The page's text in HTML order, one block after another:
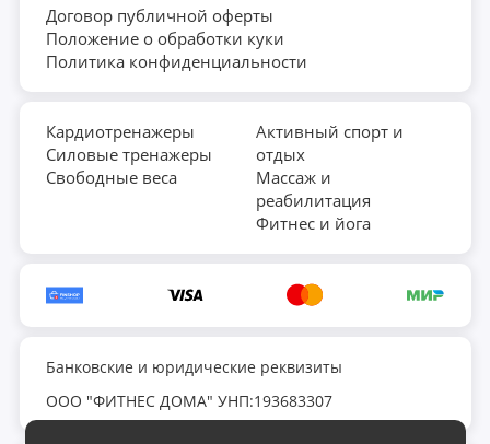
что вам нужно, вы сможете быстро
сориентироваться в ассортименте.
Здесь два главных хита —бассейны
сапборды.
Сапборды — это доски для гребли стоя с
морских прогулок. Надувные модели
скорости и маневренности.
Договор публичной оферты
Положение о обработки куки
Политика конфиденциальности
Кардиотренажеры
Силовые тренажеры
Свободные веса
Активный спорт и
отдых
Массаж и
реабилитация
Фитнес и йога
Банковские и юридические реквизиты
ООО "ФИТНЕС ДОМА" УНП:193683307